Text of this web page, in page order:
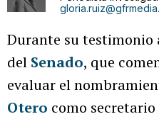
Durante su testimonio
del Senado, que
evaluar el
Otero como